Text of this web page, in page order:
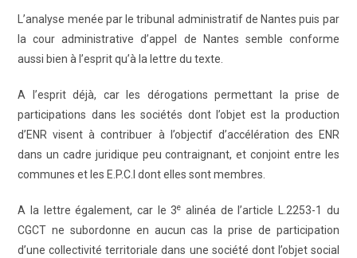
L’analyse menée par le tribunal administratif de Nantes puis par
la cour administrative d’appel de Nantes semble conforme
aussi bien à l’esprit qu’à la lettre du texte.
A l’esprit déjà, car les dérogations permettant la prise de
participations dans les sociétés dont l’objet est la production
d’ENR visent à contribuer à l’objectif d’accélération des ENR
dans un cadre juridique peu contraignant, et conjoint entre les
communes et les E.P.C.I dont elles sont membres.
A la lettre également, car le 3e alinéa de l’article L.2253-1 du
CGCT ne subordonne en aucun cas la prise de participation
d’une collectivité territoriale dans une société dont l’objet social